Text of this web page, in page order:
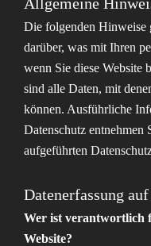
Die folgenden Hinweise
darüber, was mit Ihren
wenn Sie diese Website
sind alle Daten, mit
können. Ausführliche
Datenschutz entnehmen
aufgeführten
Datenerfassung
Wer ist verantwortlich
Website?